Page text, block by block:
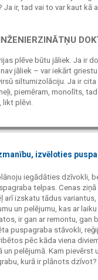
Ja ir, tad vai to var kaut kā
plēve būtu jāliek. Ja ir
jāliek – var iekārt
siltumizolāciju. Ja ir cita
piemēram, monolīts,
plēvi.
izvēloties
iegādāties dzīvokli,
telpas. Cenas
arī izskatu tādus
un pelējumu, kas ar
ir gan ar remontu, gan
puspagraba stāvokli,
pēc kāda viena
pelējumā. Kam pievērst
kurā ir plānots dzīvot?